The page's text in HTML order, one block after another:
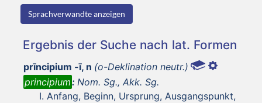
Sprachverwandte anzeigen
Ergebnis der Suche nach lat. Formen
prīncipium -ī, n (o-Deklination neutr.)
principium: Nom. Sg., Akk. Sg.
Anfang, Beginn, Ursprung, Ausgangspunkt,